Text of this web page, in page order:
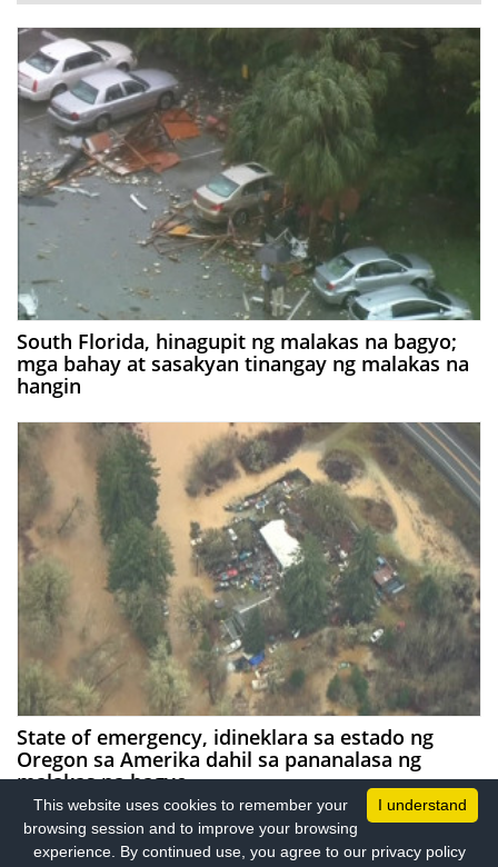
South Florida, hinagupit ng malakas na bagyo;
mga bahay at sasakyan tinangay ng malakas na
hangin
State of emergency, idineklara sa estado ng
Oregon sa Amerika dahil sa pananalasa ng
malakas na bagyo
I understand
This website uses cookies to remember your
browsing session and to improve your browsing
experience. By continued use, you agree to our privacy policy